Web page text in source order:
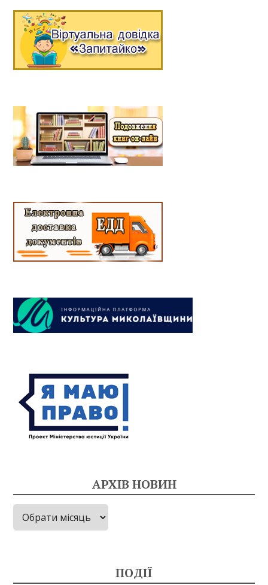
АРХІВ НОВИН
Архів
новин
ПОДІЇ